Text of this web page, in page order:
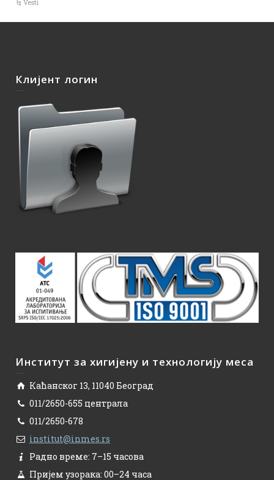
Vesti
Клијент логин
Институт за хигијену и технологију меса
Каћанског 13, 11040 Београд
011/2650-655 централа
011/2650-678
institut@inmes.rs
Радно време: 7–15 часова
Пријем узорака: 00–24 часа